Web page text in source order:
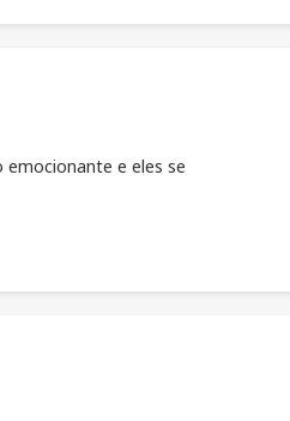
e eles se